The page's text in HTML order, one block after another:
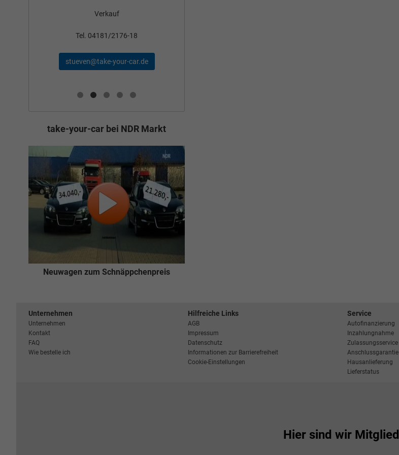
Verkauf
Tel. 04181/2176-18
stueven@take-your-car.de
take-your-car bei NDR Markt
Neuwagen zum Schnäppchenpreis
Unternehmen
Unternehmen
Kontakt
FAQ
Wie bestelle ich
Hilfreiche Links
AGB
Impressum
Datenschutz
Informationen zur Barrierefreiheit
Cookie-Einstellungen
Service
Autofinanzierung
Inzahlungnahme
Zulassungsservice
Anschlussgarantie
Hausanlieferung
Lieferstatus
Hier sind wir Mitglied